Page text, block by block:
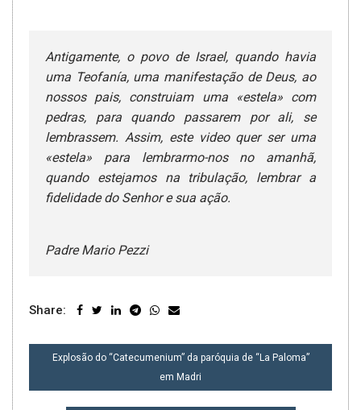
Antigamente, o povo de Israel, quando havia
uma Teofanía, uma manifestação de Deus, ao
nossos pais, construiam uma «estela» com
pedras, para quando passarem por ali, se
lembrassem. Assim, este video quer ser uma
«estela» para lembrarmo-nos no amanhã,
quando estejamos na tribulação, lembrar a
fidelidade do Senhor e sua ação.
Padre Mario Pezzi
Share:
NAVEGAÇÃO
POST
Explosão do “Catecumenium” da paróquia de “La Paloma”
em Madri